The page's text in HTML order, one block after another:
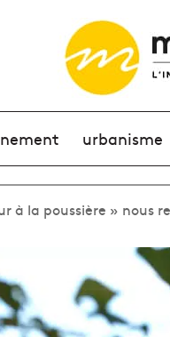
urbanisme
à la poussière »